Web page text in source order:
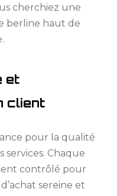
cherchiez une
berline haut de
et
client
pour la qualité
services. Chaque
contrôlé pour
sereine et